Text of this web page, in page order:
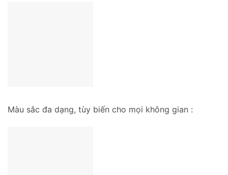
Màu sắc đa dạng, tùy biến cho mọi không gian :